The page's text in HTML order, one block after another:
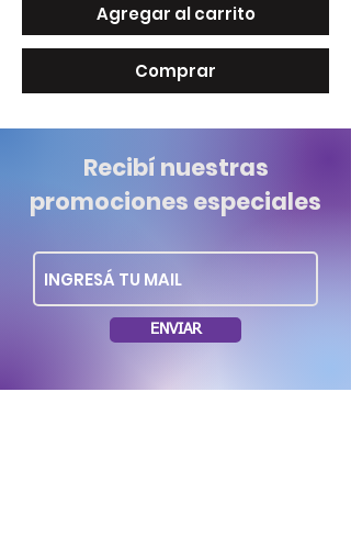
Agregar al carrito
Comprar
Recibí nuestras
promociones especiales
ENVIAR